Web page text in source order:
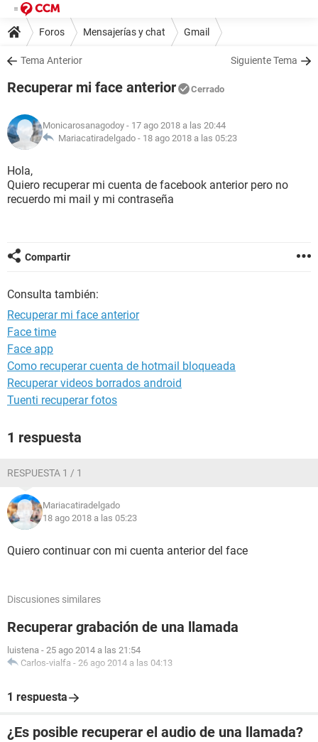
Foros Mensajerías y chat Gmail
Tema Anterior Siguiente Tema
Recuperar mi face anterior Cerrado
Monicarosanagodoy - 17 ago 2018 a las 20:44
Mariacatiradelgado - 18 ago 2018 a las 05:23
Hola,
Quiero recuperar mi cuenta de facebook anterior pero no
recuerdo mi mail y mi contraseña
Compartir
Consulta también:
Recuperar mi face anterior
Face time
Face app
Como recuperar cuenta de hotmail bloqueada
Recuperar videos borrados android
Tuenti recuperar fotos
1 respuesta
RESPUESTA 1 / 1
Mariacatiradelgado
18 ago 2018 a las 05:23
Quiero continuar con mi cuenta anterior del face
Discusiones similares
Recuperar grabación de una llamada
luistena - 25 ago 2014 a las 21:54
Carlos-vialfa - 26 ago 2014 a las 04:13
1 respuesta
¿Es posible recuperar el audio de una llamada?